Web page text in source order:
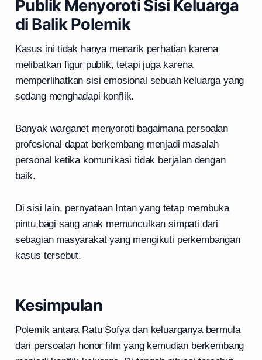
Publik Menyoroti Sisi Keluarga
di Balik Polemik
Kasus ini tidak hanya menarik perhatian karena
melibatkan figur publik, tetapi juga karena
memperlihatkan sisi emosional sebuah keluarga yang
sedang menghadapi konflik.
Banyak warganet menyoroti bagaimana persoalan
profesional dapat berkembang menjadi masalah
personal ketika komunikasi tidak berjalan dengan
baik.
Di sisi lain, pernyataan Intan yang tetap membuka
pintu bagi sang anak memunculkan simpati dari
sebagian masyarakat yang mengikuti perkembangan
kasus tersebut.
Kesimpulan
Polemik antara Ratu Sofya dan keluarganya bermula
dari persoalan honor film yang kemudian berkembang